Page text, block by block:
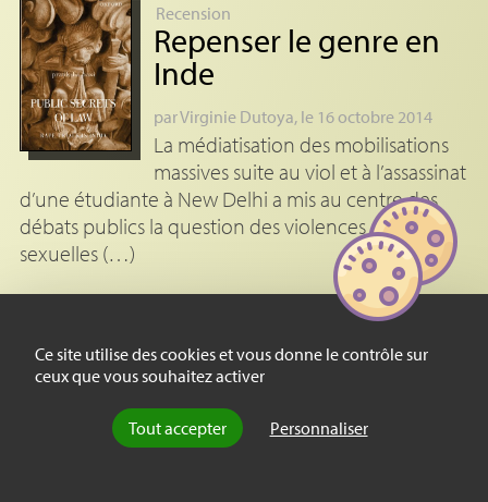
Ce site utilise des cookies et vous donne le contrôle sur
ceux que vous souhaitez activer
Tout accepter Personnaliser
Recension
Repenser le genre en
Inde
parVirginie Dutoya, le 16 octobre 2014
La médiatisation des mobilisations
massives suite au viol et à l’assassinat
d’une étudiante à New Delhi a mis au centre des
débats publics la question des violences
sexuelles (…)
Les maux de la mine,
diagnostic et actions
parMarieke Louis, le 5 décembre 2014
À l’heure où le charbon va